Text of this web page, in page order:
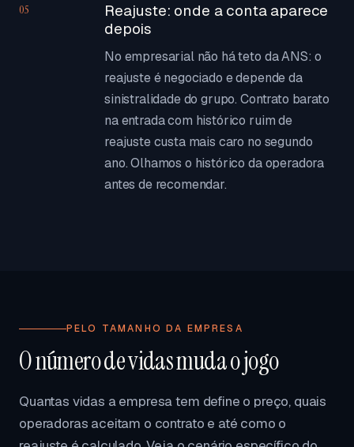
05
Reajuste: onde a conta aparece
depois
No empresarial não há teto da ANS: o
reajuste é negociado e depende da
sinistralidade do grupo. Contrato barato
na entrada com histórico ruim de
reajuste custa mais caro no segundo
ano. Olhamos o histórico da operadora
antes de recomendar.
PELO TAMANHO DA EMPRESA
O número de vidas muda o jogo
Quantas vidas a empresa tem define o preço, quais
operadoras aceitam o contrato e até como o